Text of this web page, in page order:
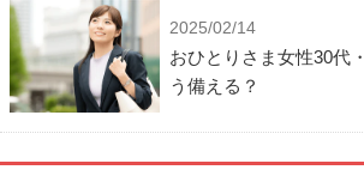
2025/02/14
おひとりさま女性30代
う備える？